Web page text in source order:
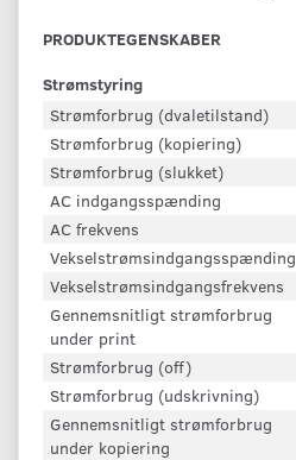
PRODUKTEGENSKABER
Strømstyring
Strømforbrug (dvaletilstand)
Strømforbrug (kopiering)
Strømforbrug (slukket)
AC indgangsspænding
AC frekvens
Vekselstrømsindgangsspænding
Vekselstrømsindgangsfrekvens
Gennemsnitligt strømforbrug
under print
Strømforbrug (off)
Strømforbrug (udskrivning)
Gennemsnitligt strømforbrug
under kopiering